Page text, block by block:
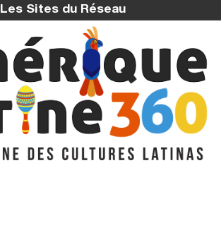
Les Sites du Réseau